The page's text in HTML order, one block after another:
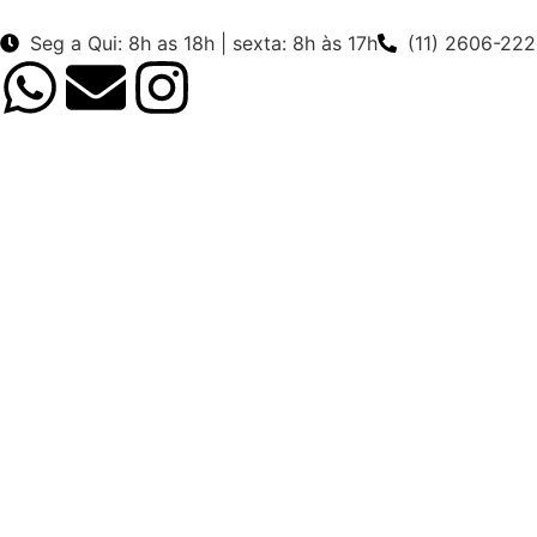
Seg a Qui: 8h as 18h | sexta: 8h às 17h (11) 2606-